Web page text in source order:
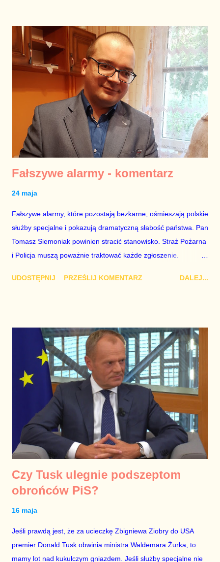
przeciwko odwołaniu go było 3 631 osób. Nie wolno tego
lekceważyć, ponieważ nie wolno lekceważyć nastrojów
społecznych w ogóle, ale wyciąganie z tego wniosków w
kontekście ogólnopolskim wobec przyszłorocznych wyborów
parlamentarnych jest przesadzone i przedwczesne. To sam
Miszalski zawalił sprawę tym, że nie opanował nastrojów
społecznych i podejmował istotne decyzje bez konsultacji z
mieszkańcami miasta. Z kolei referendum nad odwołaniem
Rady Miasta okazało się nieważne z powodu zbyt małej
Fałszywe alarmy - komentarz
24 maja
Fałszywe alarmy, które pozostają bezkarne, ośmieszają polskie
służby specjalne i pokazują dramatyczną słabość państwa. Pan
Tomasz Siemoniak powinien stracić stanowisko. Straż Pożarna
i Policja muszą poważnie traktować każde zgłoszenie.
że podległe mu służby nie ignorują wezwań, jest czystym
możliwym pożarze i zagrożeniu ludzkiego życia „brutalnym
atakiem służb na prezydenta” mogli tylko ci, którzy
doprowadzili do 250 000 nadmiarowych zgonów w pandemii,
bo woleli kraść, zamiast pomagać.
UDOSTĘPNIJ PRZEŚLIJ KOMENTARZ DALEJ...
Czy Tusk ulegnie podszeptom
obrońców PiS?
16 maja
Jeśli prawdą jest, że za ucieczkę Zbigniewa Ziobry do USA
premier Donald Tusk obwinia ministra Waldemara Żurka, to
mamy lot nad kukułczym gniazdem. Jeśli służby specjalne nie